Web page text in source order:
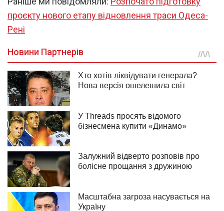
проєкту нового етапу відновлення траси Одеса-
Рені